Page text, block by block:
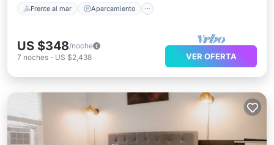
Frente al mar Aparcamiento
US $348/noche
7 noches - US $2,438 VER OFERTA